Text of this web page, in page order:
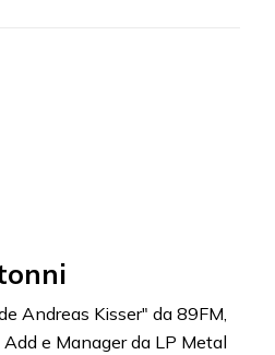
Andreas Kisser" da 89FM,
e Manager da LP Metal